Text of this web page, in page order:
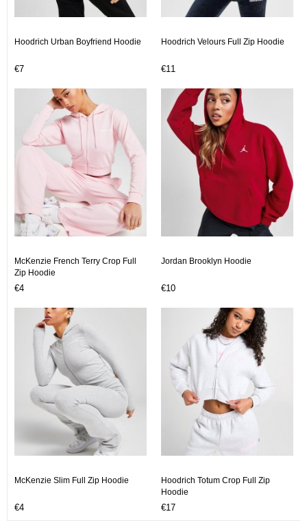
Hoodrich Urban Boyfriend Hoodie
€7
Hoodrich Velours Full Zip Hoodie
€11
McKenzie French Terry Crop Full
Zip Hoodie
€4
Jordan Brooklyn Hoodie
€10
McKenzie Slim Full Zip Hoodie
€4
Hoodrich Totum Crop Full Zip
Hoodie
€17